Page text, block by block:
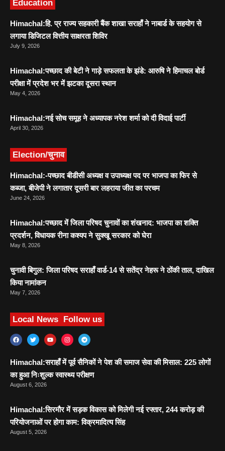
Education
Himachal:हि. प्र राज्य सहकारी बैंक शाखा सराहाँ ने नाबार्ड के सहयोग से
लगाया डिजिटल वित्तीय साक्षरता शिविर
July 9, 2026
Himachal:पच्छाद की बेटी ने गाड़े सफलता के झंडे: आरुषि ने हिमाचल बोर्ड
परीक्षा में प्रदेश भर में झटका दूसरा स्थान
May 4, 2026
Himachal:नई सोच समूह ने अध्यापक नरेश शर्मा को दी विदाई पार्टी
April 30, 2026
Election/चुनाव
Himachal:-पच्छाद बीडीसी अध्यक्ष व उपाध्यक्ष पद पर भाजपा का फिर से
कब्जा, बीजेपी ने लगातार दूसरी बार लहराया जीत का परचम
June 24, 2026
Himachal:पच्छाद में जिला परिषद चुनावों का शंखनाद: भाजपा का शक्ति
प्रदर्शन, विधायक रीना कश्यप ने सुक्खू सरकार को घेरा
May 8, 2026
चुनावी बिगुल: जिला परिषद सराहाँ वार्ड-14 से सतेंद्र नेहरू ने ठोंकी ताल, दाखिल
किया नामांकन
May 7, 2026
Local News Follow us
Himachal:सराहाँ में पूर्व सैनिकों ने पेश की समाज सेवा की मिसाल: 225 लोगों
का हुआ निःशुल्क स्वास्थ्य परीक्षण
August 6, 2026
Himachal:सिरमौर में सड़क विकास को मिलेगी नई रफ्तार, 244 करोड़ की
परियोजनाओं पर होगा काम: विक्रमादित्य सिंह
August 5, 2026